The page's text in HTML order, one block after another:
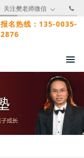
关注樊老师微信
报名热线：135-0035-
2876